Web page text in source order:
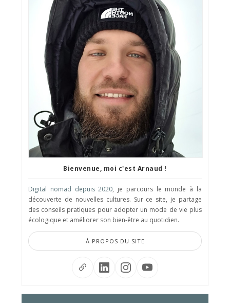
Bienvenue, moi c'est Arnaud !
Digital nomad depuis 2020, je parcours le monde à la
découverte de nouvelles cultures. Sur ce site, je partage
des conseils pratiques pour adopter un mode de vie plus
écologique et améliorer son bien-être au quotidien.
À PROPOS DU SITE